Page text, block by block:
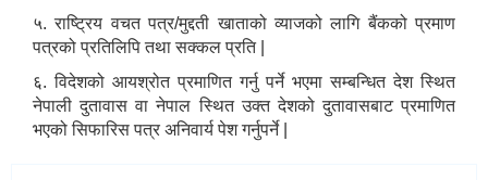
५. राष्ट्रिय वचत पत्र/मुद्दती खाताको व्याजको लागि बैंकको प्रमाण
पत्रको प्रतिलिपि तथा सक्कल प्रति |
६. विदेशको आयश्रोत प्रमाणित गर्नु पर्ने भएमा सम्बन्धित देश स्थित
नेपाली दुतावास वा नेपाल स्थित उक्त देशको दुतावासबाट प्रमाणित
भएको सिफारिस पत्र अनिवार्य पेश गर्नुपर्ने |